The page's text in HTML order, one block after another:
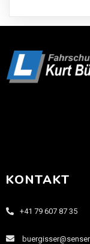
KONTAKT
+41 79 607 87 35